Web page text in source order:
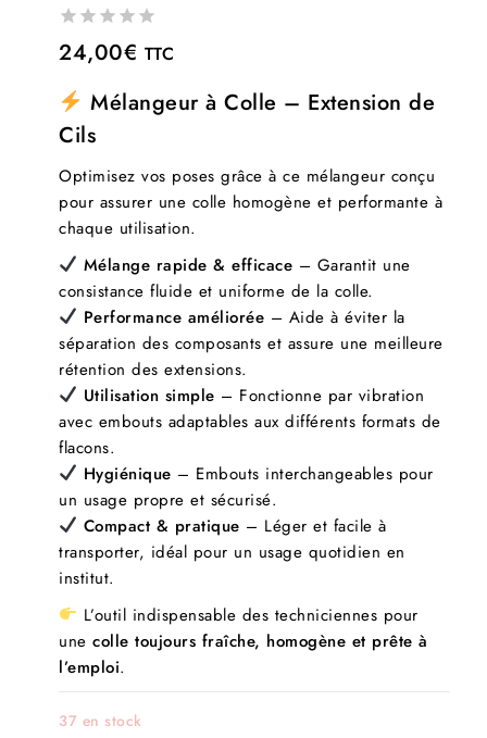
0
out
5
24,00€ TTC
Mélangeur à Colle – Extension de
Cils
Optimisez vos poses grâce à ce mélangeur conçu
pour assurer une colle homogène et performante à
chaque utilisation.
Mélange rapide & efficace – Garantit une
consistance fluide et uniforme de la colle.
Performance améliorée – Aide à éviter la
séparation des composants et assure une meilleure
rétention des extensions.
Utilisation simple – Fonctionne par vibration
avec embouts adaptables aux différents formats de
flacons.
Hygiénique – Embouts interchangeables pour
un usage propre et sécurisé.
Compact & pratique – Léger et facile à
transporter, idéal pour un usage quotidien en
institut.
L’outil indispensable des techniciennes pour
une colle toujours fraîche, homogène et prête à
l’emploi.
37 en stock